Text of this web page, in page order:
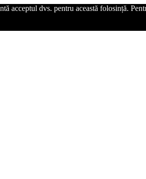
acceptul dvs. pentru această folosință.